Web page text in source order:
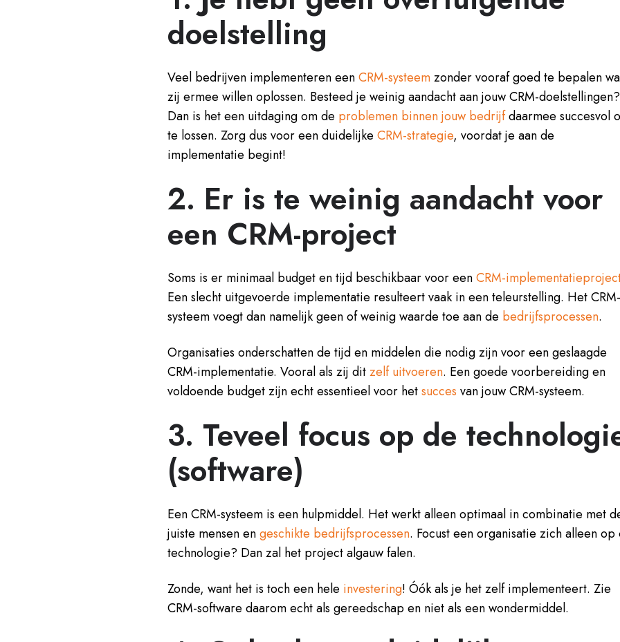
doelstelling
Veel bedrijven implementeren eenCRM-systeemzonder vooraf goed te bepalen
zij ermee willen oplossen. Besteed je weinig aandacht aan jouw CRM-doelstellingen?
Dan is het een uitdaging om de problemen binnen jouw bedrijfdaarmee succesvol
te lossen. Zorg dus voor een duidelijkeCRM-strategie, voordat je aan de
implementatie begint!
2. Er is te weinig aandacht voor
een CRM-project
Soms is er minimaal budget en tijd beschikbaar voor eenCRM-
Een slecht uitgevoerde implementatie resulteert vaak in een teleurstelling. Het CRM-
systeem voegt dan namelijk geen of weinig waarde toe aan de bedrijfsprocessen.
Organisaties onderschatten de tijd en middelen die nodig zijn voor een geslaagde
CRM-implementatie. Vooral als zij ditzelf uitvoeren. Een goede voorbereiding en
voldoende budget zijn echt essentieel voor hetsucces van jouw CRM-systeem.
3. Teveel focus op de
(software)
Een CRM-systeem is een hulpmiddel. Het werkt alleen optimaal in combinatie met
juiste mensen engeschikte bedrijfsprocessen. Focust een organisatie zich alleen op
technologie? Dan zal het project algauw falen.
Zonde, want het is toch een hele investering! Óók als je het zelf implementeert. Zie
CRM-software daarom echt als gereedschap en niet als een wondermiddel.